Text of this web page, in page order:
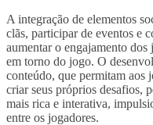
A integração de elementos
clãs, participar de eventos e
aumentar o engajamento
em torno do jogo. O
conteúdo, que permitam aos
criar seus próprios desafios,
mais rica e interativa,
entre os jogadores.